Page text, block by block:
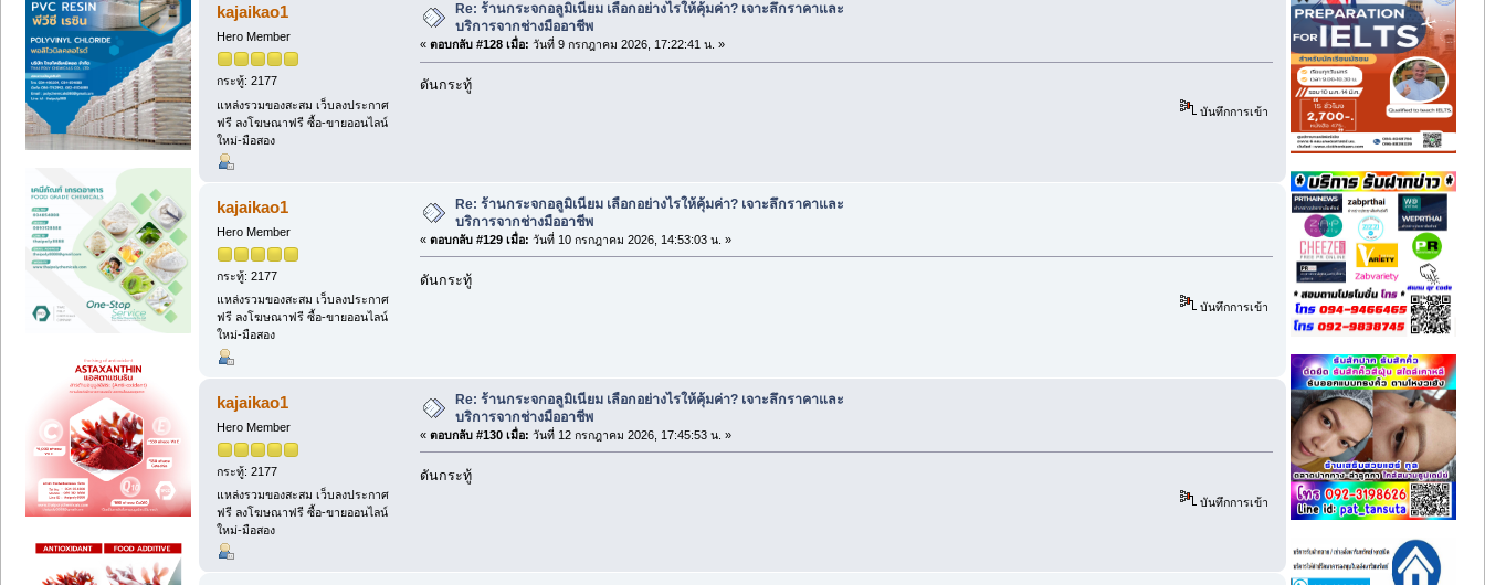
kajaikao1
Hero Member
กระทู้: 2177
แหล่งรวมของสะสม เว็บลงประกาศ
ฟรี ลงโฆษณาฟรี ซื้อ-ขายออนไลน์
ใหม่-มือสอง
Re: ร้านกระจกอลูมิเนียม เลือกอย่างไรให้คุ้มค่า? เจาะลึกราคาและ
บริการจากช่างมืออาชีพ
« ตอบกลับ #128 เมื่อ: วันที่ 9 กรกฎาคม 2026, 17:22:41 น. »
ดันกระทู้
บันทึกการเข้า
kajaikao1
Hero Member
กระทู้: 2177
แหล่งรวมของสะสม เว็บลงประกาศ
ฟรี ลงโฆษณาฟรี ซื้อ-ขายออนไลน์
ใหม่-มือสอง
Re: ร้านกระจกอลูมิเนียม เลือกอย่างไรให้คุ้มค่า? เจาะลึกราคาและ
บริการจากช่างมืออาชีพ
« ตอบกลับ #129 เมื่อ: วันที่ 10 กรกฎาคม 2026, 14:53:03 น. »
ดันกระทู้
บันทึกการเข้า
kajaikao1
Hero Member
กระทู้: 2177
แหล่งรวมของสะสม เว็บลงประกาศ
ฟรี ลงโฆษณาฟรี ซื้อ-ขายออนไลน์
ใหม่-มือสอง
Re: ร้านกระจกอลูมิเนียม เลือกอย่างไรให้คุ้มค่า? เจาะลึกราคาและ
บริการจากช่างมืออาชีพ
« ตอบกลับ #130 เมื่อ: วันที่ 12 กรกฎาคม 2026, 17:45:53 น. »
ดันกระทู้
บันทึกการเข้า